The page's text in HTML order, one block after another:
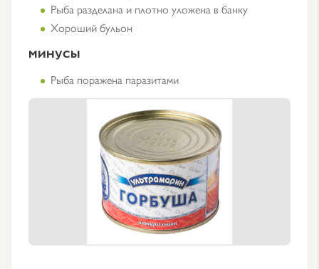
Рыба разделана и плотно уложена в банку
Хороший бульон
МИНУСЫ
Рыба поражена паразитами